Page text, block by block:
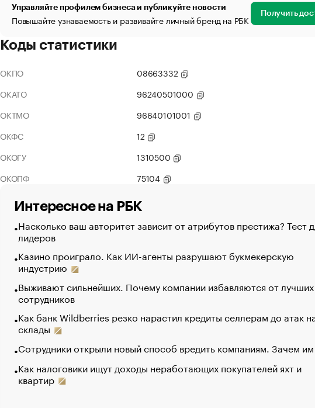
Управляйте профилем бизнеса и публикуйте новости
Повышайте узнаваемость и развивайте личный бренд на РБК Получить
Коды статистики
ОКПО
08663332
ОКАТО
96240501000
ОКТМО
96640101001
ОКФС
12
ОКОГУ
1310500
ОКОПФ
75104
Интересное на РБК
Насколько ваш авторитет зависит от атрибутов престижа? Тест
лидеров
Казино проиграло. Как ИИ-агенты разрушают букмекерскую
индустрию
Выживают сильнейших. Почему компании избавляются от лучших
сотрудников
Как банк Wildberries резко нарастил кредиты селлерам до атак
склады
Сотрудники открыли новый способ вредить компаниям. Зачем
Как налоговики ищут доходы неработающих покупателей яхт и
квартир